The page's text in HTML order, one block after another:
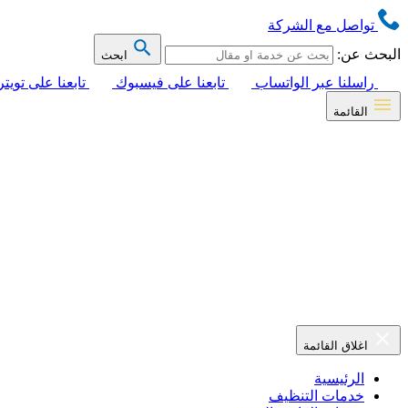
تواصل مع الشركة
البحث عن:
ابحث
راسلنا عبر الواتساب تابعنا على فيسبوك تابعنا على تويتر
القائمة
اغلاق القائمة
الرئيسية
خدمات التنظيف